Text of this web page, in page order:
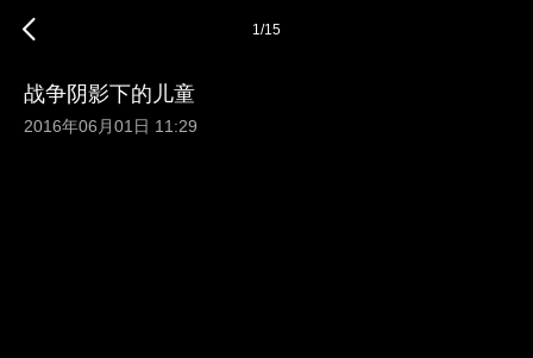
1/15
战争阴影下的儿童
2016年06月01日 11:29